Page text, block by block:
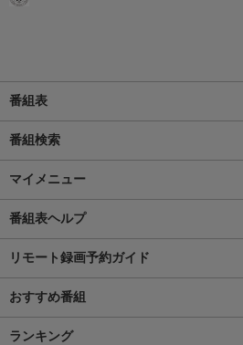
番組表
番組検索
マイメニュー
番組表ヘルプ
リモート録画予約ガイド
おすすめ番組
ランキング